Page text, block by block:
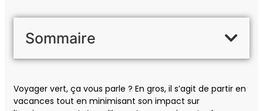
Sommaire
Voyager vert, ça vous parle ? En gros, il s’agit de partir en
vacances tout en minimisant son impact sur